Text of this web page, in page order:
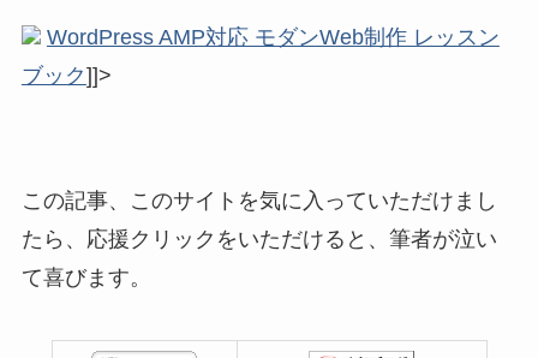
WordPress AMP対応 モダンWeb制作 レッスン
ブック]]>
この記事、このサイトを気に入っていただけまし
たら、応援クリックをいただけると、筆者が泣い
て喜びます。